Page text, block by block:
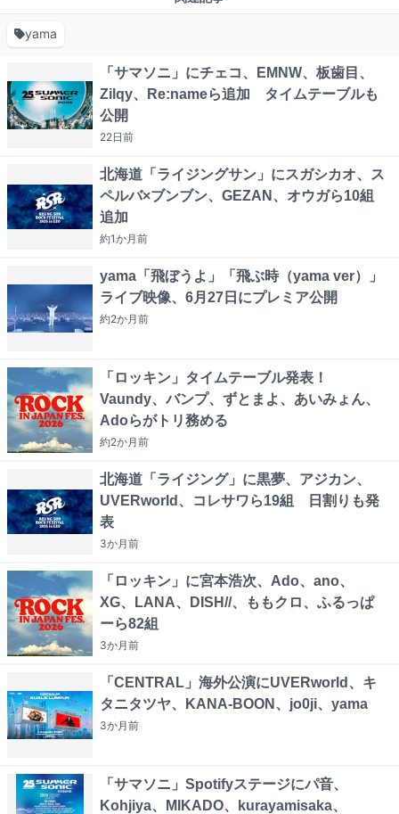
yama
「サマソニ」にチェコ、EMNW、板歯目、
Zilqy、Re:nameら追加 タイムテーブルも
公開
22日前
北海道「ライジングサン」にスガシカオ、ス
ペルバ×ブンブン、GEZAN、オウガら10組
追加
約1か月前
yama「飛ぼうよ」「飛ぶ時（yama ver）」
ライブ映像、6月27日にプレミア公開
約2か月前
「ロッキン」タイムテーブル発表！
Vaundy、バンプ、ずとまよ、あいみょん、
Adoらがトリ務める
約2か月前
北海道「ライジング」に黒夢、アジカン、
UVERworld、コレサワら19組 日割りも発
表
3か月前
「ロッキン」に宮本浩次、Ado、ano、
XG、LANA、DISH//、ももクロ、ふるっぱ
ーら82組
3か月前
「CENTRAL」海外公演にUVERworld、キ
タニタツヤ、KANA-BOON、jo0ji、yama
3か月前
「サマソニ」Spotifyステージにパ音、
Kohjiya、MIKADO、kurayamisaka、